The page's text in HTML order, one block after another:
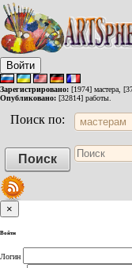
Войти
Зарегистрировано: [1974] мастера,
Опубликовано: [32814] работы.
Поиск по:
×
Войти
Логин